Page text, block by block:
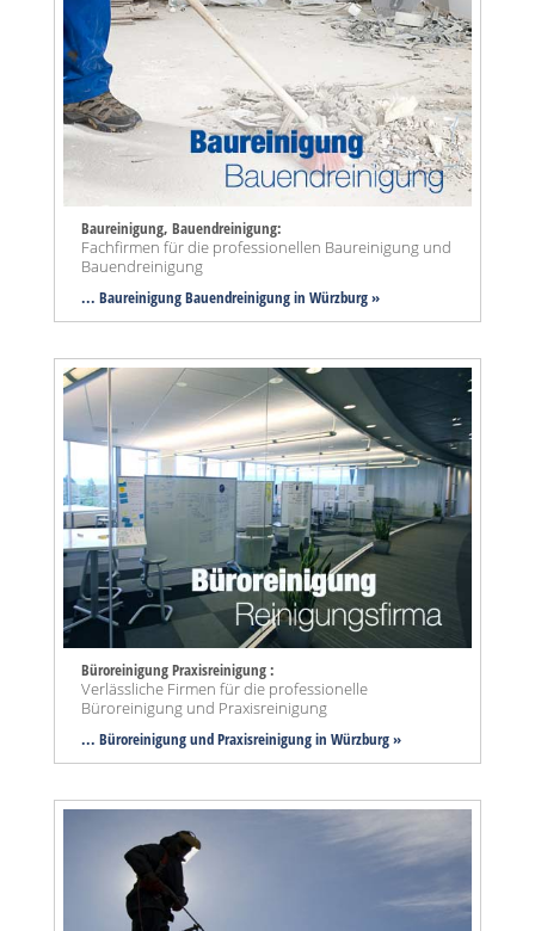
Baureinigung, Bauendreinigung:
Fachfirmen für die professionellen Baureinigung und
Bauendreinigung
... Baureinigung Bauendreinigung in Würzburg »
Büroreinigung Praxisreinigung :
Verlässliche Firmen für die professionelle
Büroreinigung und Praxisreinigung
... Büroreinigung und Praxisreinigung in Würzburg »